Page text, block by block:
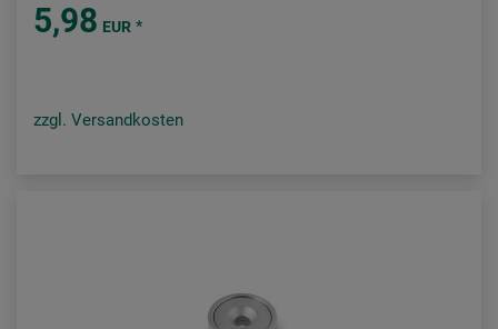
5,98 EUR *
zzgl. Versandkosten